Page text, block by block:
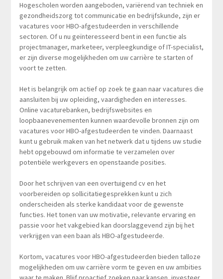
Hogescholen worden aangeboden, variërend van techniek en
gezondheidszorg tot communicatie en bedrijfskunde, zijn er
vacatures voor HBO-afgestudeerden in verschillende
sectoren. Of u nu geïnteresseerd bent in een functie als
projectmanager, marketeer, verpleegkundige of IT-specialist,
er zijn diverse mogelijkheden om uw carrière te starten of
voort te zetten.
Het is belangrijk om actief op zoek te gaan naar vacatures die
aansluiten bij uw opleiding, vaardigheden en interesses.
Online vacaturebanken, bedrijfswebsites en
loopbaanevenementen kunnen waardevolle bronnen zijn om
vacatures voor HBO-afgestudeerden te vinden. Daarnaast
kunt u gebruik maken van het netwerk dat u tijdens uw studie
hebt opgebouwd om informatie te verzamelen over
potentiële werkgevers en openstaande posities.
Door het schrijven van een overtuigend cv en het
voorbereiden op sollicitatiegesprekken kunt u zich
onderscheiden als sterke kandidaat voor de gewenste
functies. Het tonen van uw motivatie, relevante ervaring en
passie voor het vakgebied kan doorslaggevend zijn bij het
verkrijgen van een baan als HBO-afgestudeerde.
Kortom, vacatures voor HBO-afgestudeerden bieden talloze
mogelijkheden om uw carrière vorm te geven en uw ambities